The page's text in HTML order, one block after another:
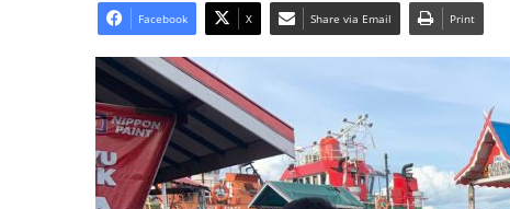
a
n
e
m
a
i
Facebook X Share via Email Print